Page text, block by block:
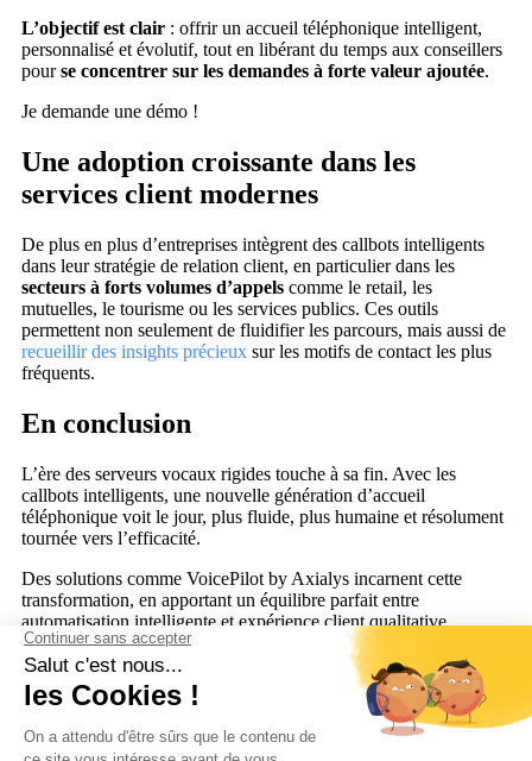
L’objectif est clair : offrir un accueil téléphonique intelligent,
personnalisé et évolutif, tout en libérant du temps aux conseillers
pourse concentrer sur les demandes à forte valeur ajoutée.
Je demande une démo !
Une adoption croissante dans les
services client modernes
De plus en plus d’entreprises intègrent des callbots intelligents
dans leur stratégie de relation client, en particulier dans les
secteurs à forts volumes d’appels comme le retail, les
mutuelles, le tourisme ou les services publics. Ces outils
permettent non seulement de fluidifier les parcours, mais aussi de
recueillir des insights précieux sur les motifs de contact les plus
fréquents.
En conclusion
L’ère des serveurs vocaux rigides touche à sa fin. Avec les
callbots intelligents, une nouvelle génération d’accueil
téléphonique voit le jour, plus fluide, plus humaine et résolument
tournée vers l’efficacité.
Des solutions comme VoicePilot by Axialys incarnent cette
transformation, en apportant un équilibre parfait entre
automatisation intelligente et expérience client qualitative.